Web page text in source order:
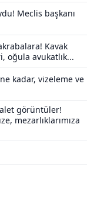
Meclis başkanı
Kavak
oğula avukatlık...
kadar, vizeleme ve
görüntüler!
mezarlıklarımıza